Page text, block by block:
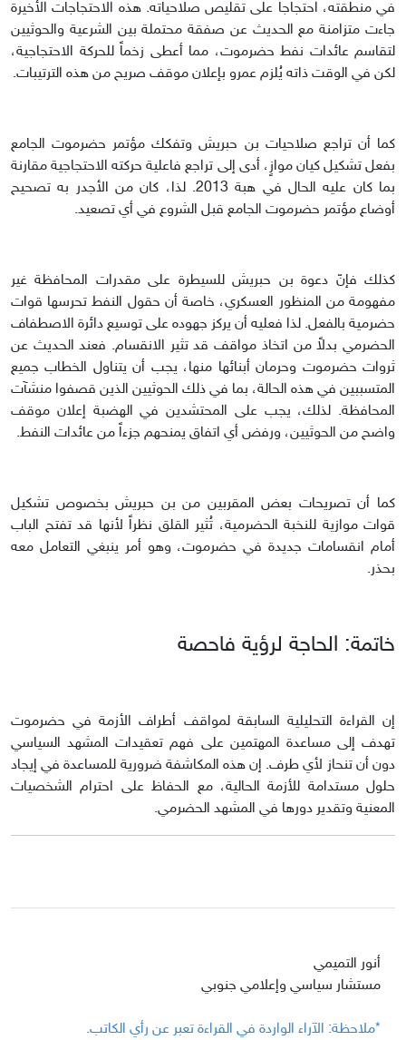
في منطقته، احتجاجاً على تقليص صلاحياته. هذه الاحتجاجات الأخيرة
جاءت متزامنة مع الحديث عن صفقة محتملة بين الشرعية والحوثيين
لتقاسم عائدات نفط حضرموت، مما أعطى زخماً للحركة الاحتجاجية،
لكن في الوقت ذاته يُلزم عمرو بإعلان موقف صريح من هذه الترتيبات.
كما أن تراجع صلاحيات بن حبريش وتفكك مؤتمر حضرموت الجامع
بفعل تشكيل كيان موازٍ، أدى إلى تراجع فاعلية حركته الاحتجاجية مقارنة
بما كان عليه الحال في هبة 2013. لذا، كان من الأجدر به تصحيح
أوضاع مؤتمر حضرموت الجامع قبل الشروع في أي تصعيد.
كذلك فإنّ دعوة بن حبريش للسيطرة على مقدرات المحافظة غير
مفهومة من المنظور العسكري، خاصة أن حقول النفط تحرسها قوات
حضرمية بالفعل. لذا فعليه أن يركز جهوده على توسيع دائرة الاصطفاف
الحضرمي بدلاً من اتخاذ مواقف قد تثير الانقسام. فعند الحديث عن
ثروات حضرموت وحرمان أبنائها منها، يجب أن يتناول الخطاب جميع
المتسببين في هذه الحالة، بما في ذلك الحوثيين الذين قصفوا منشآت
المحافظة. لذلك، يجب على المحتشدين في الهضبة إعلان موقف
واضح من الحوثيين، ورفض أي اتفاق يمنحهم جزءاً من عائدات النفط.
كما أن تصريحات بعض المقربين من بن حبريش بخصوص تشكيل
قوات موازية للنخبة الحضرمية، تُثير القلق نظراً لأنها قد تفتح الباب
أمام انقسامات جديدة في حضرموت، وهو أمر ينبغي التعامل معه
بحذر.
خاتمة: الحاجة لرؤية فاحصة
إن القراءة التحليلية السابقة لمواقف أطراف الأزمة في حضرموت
تهدف إلى مساعدة المهتمين على فهم تعقيدات المشهد السياسي
دون أن تنحاز لأي طرف. إن هذه المكاشفة ضرورية للمساعدة في إيجاد
حلول مستدامة للأزمة الحالية، مع الحفاظ على احترام الشخصيات
المعنية وتقدير دورها في المشهد الحضرمي.
أنور التميمي
مستشار سياسي وإعلامي جنوبي
*ملاحظة: الآراء الواردة في القراءة تعبر عن رأي الكاتب.